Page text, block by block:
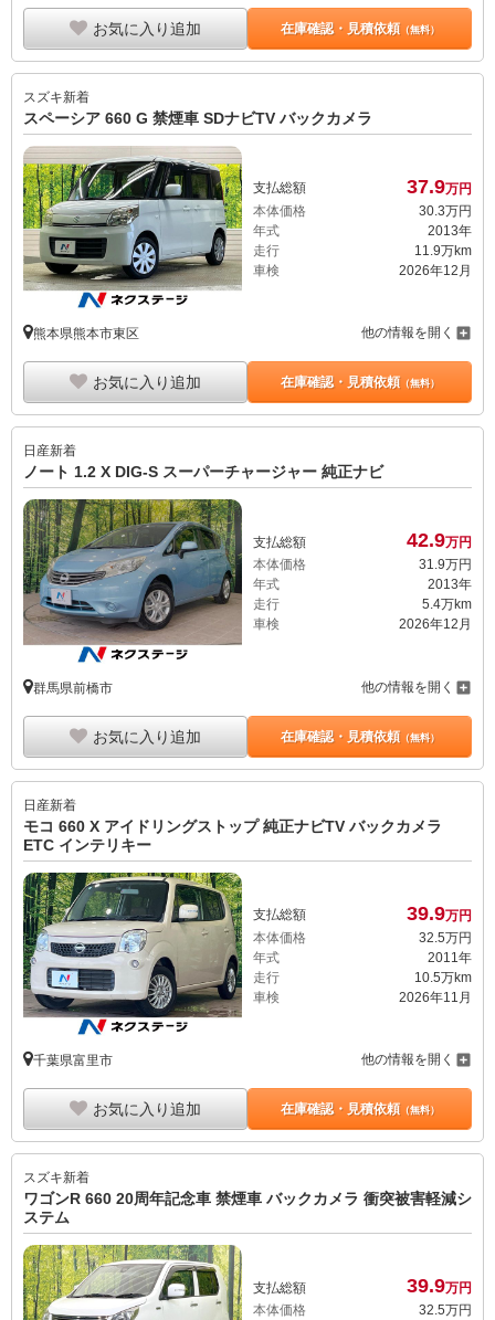
お気に入り追加 在庫確認・見積依頼（無料）
スズキ新着
スペーシア 660 G 禁煙車 SDナビTV バックカメラ
支払総額 37.9万円
本体価格
30. 3万円
年式
2013年
走行
11.9万km
車検
2026年12月
熊本県熊本市東区 他の情報を開く
お気に入り追加 在庫確認・見積依頼（無料）
日産新着
ノート 1.2 X DIG-S スーパーチャージャー 純正ナビ
支払総額 42.9万円
本体価格
31.9万円
年式
2013年
走行
5.4万km
車検
2026年12月
群馬県前橋市 他の情報を開く
お気に入り追加 在庫確認・見積依頼（無料）
日産新着
モコ 660 X アイドリングストップ 純正ナビTV バックカメラ
ETC インテリキー
支払総額 39.9万円
本体価格
32. 5万円
年式
2011年
走行
10.5万km
車検
2026年11月
千葉県富里市 他の情報を開く
お気に入り追加 在庫確認・見積依頼（無料）
スズキ新着
ワゴンR 660 20周年記念車 禁煙車 バックカメラ 衝突被害軽減シ
ステム
支払総額 39.9万円
本体価格
32.5万円